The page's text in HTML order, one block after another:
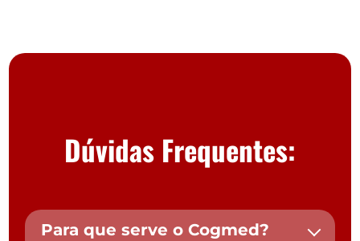
Dúvidas Frequentes:
Para que serve o Cogmed?